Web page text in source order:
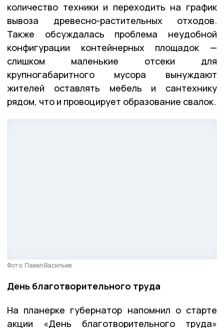
количество техники и переходить на график
вывоза древесно-растительных отходов.
Также обсуждалась проблема неудобной
конфигурации контейнерных площадок —
слишком маленькие отсеки для
крупногабаритного мусора вынуждают
жителей оставлять мебель и сантехнику
рядом, что и провоцирует образование свалок.
Фото: Павел Васильев
День благотворительного труда
На планерке губернатор напомнил о старте
акции «День благотворительного труда»